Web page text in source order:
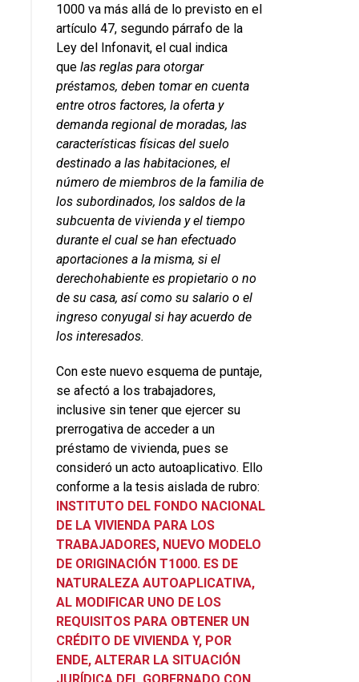
1000 va más allá de lo previsto en el
artículo 47, segundo párrafo de la
Ley del Infonavit, el cual indica
que las reglas para otorgar
préstamos, deben tomar en cuenta
entre otros factores, la oferta y
demanda regional de moradas, las
características físicas del suelo
destinado a las habitaciones, el
número de miembros de la familia de
los subordinados, los saldos de la
subcuenta de vivienda y el tiempo
durante el cual se han efectuado
aportaciones a la misma, si el
derechohabiente es propietario o no
de su casa, así como su salario o el
ingreso conyugal si hay acuerdo de
los interesados.
Con este nuevo esquema de puntaje,
se afectó a los trabajadores,
inclusive sin tener que ejercer su
prerrogativa de acceder a un
préstamo de vivienda, pues se
consideró un acto autoaplicativo. Ello
conforme a la tesis aislada de rubro:
INSTITUTO DEL FONDO NACIONAL
DE LA VIVIENDA PARA LOS
TRABAJADORES, NUEVO MODELO
DE ORIGINACIÓN T1000. ES DE
NATURALEZA AUTOAPLICATIVA,
AL MODIFICAR UNO DE LOS
REQUISITOS PARA OBTENER UN
CRÉDITO DE VIVIENDA Y, POR
ENDE, ALTERAR LA SITUACIÓN
JURÍDICA DEL GOBERNADO CON